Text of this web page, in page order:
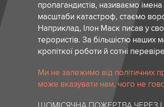
пропагандистів, називаємо
масштаби катастроф, стаємо
Наприклад, Ілон Маск писав у
терористів. За більшістю наших
кропіткої роботи й сотні
Ми не залежимо від політичних
може вказувати нам, чого не